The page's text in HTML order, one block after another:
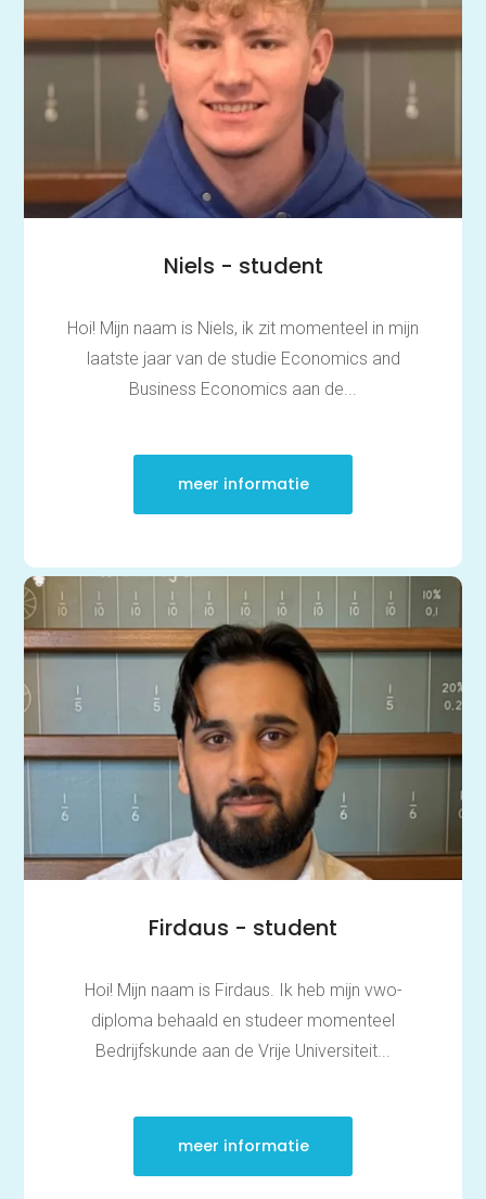
Niels - student
Hoi! Mijn naam is Niels, ik zit momenteel in mijn
laatste jaar van de studie Economics and
Business Economics aan de...
meer informatie
Firdaus - student
Hoi! Mijn naam is Firdaus. Ik heb mijn vwo-
diploma behaald en studeer momenteel
Bedrijfskunde aan de Vrije Universiteit...
meer informatie